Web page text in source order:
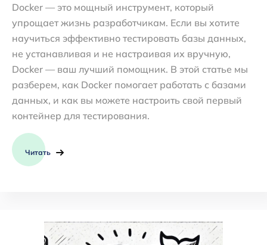
Docker — это мощный инструмент, который
упрощает жизнь разработчикам. Если вы хотите
научиться эффективно тестировать базы данных,
не устанавливая и не настраивая их вручную,
Docker — ваш лучший помощник. В этой статье мы
разберем, как Docker помогает работать с базами
данных, и как вы можете настроить свой первый
контейнер для тестирования.
Читать